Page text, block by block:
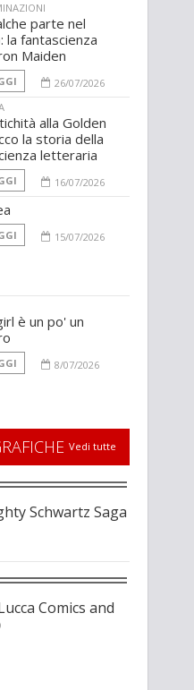
parte nel
la fantascienza
Maiden
26/07/2026
alla Golden
la storia della
letteraria
16/07/2026
15/07/2026
è un po' un
8/07/2026
Vedi tutte
Schwartz Saga
Comics and